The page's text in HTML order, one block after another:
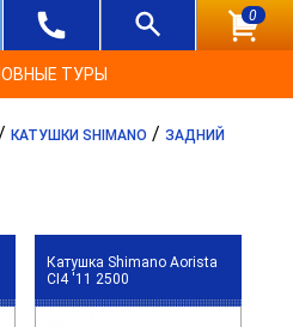
0
ТУРЫ
КАТУШКИ SHIMANO / ЗАДНИЙ
Катушка Shimano Aorista
CI4 '11 2500